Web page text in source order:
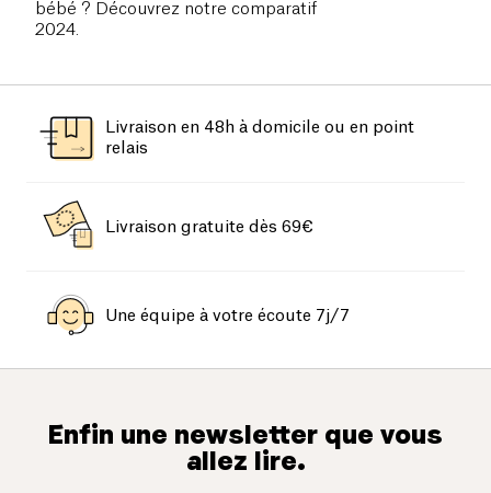
bébé ? Découvrez notre comparatif
2024.
Livraison en 48h à domicile ou en point
relais
Livraison gratuite dès 69€
Une équipe à votre écoute 7j/7
Enfin une newsletter que vous
allez lire.